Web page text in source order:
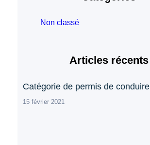
Non classé
Articles récents
Catégorie de permis de conduire
15 février 2021